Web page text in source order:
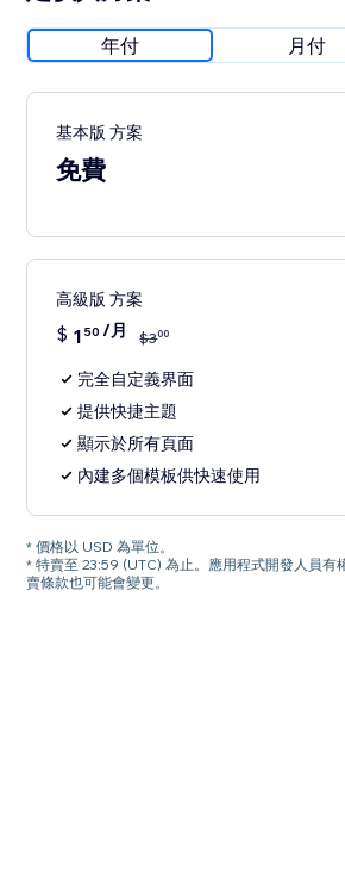
年付 月付
基本版 方案
免費
高級版 方案
$ 1 50 /月 $300
完全自定義界面
提供快捷主題
顯示於所有頁面
內建多個模板供快速使用
* 價格以 USD 為單位。
* 特賣至 23:59 (UTC) 為止。應用程式開發人員有
賣條款也可能會變更。